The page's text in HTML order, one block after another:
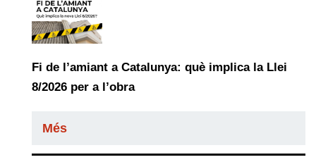
Fi de l’amiant a Catalunya: què implica la Llei
8/2026 per a l’obra
Més